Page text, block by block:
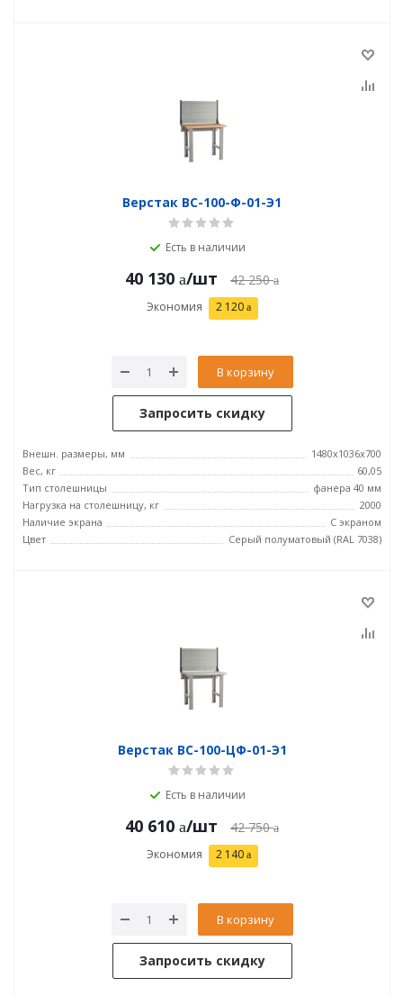
Верстак ВС-100-Ф-01-Э1
Есть в наличии
40 130 /шт 42 250
Экономия 2 120
В корзину
Запросить скидку
Внешн. размеры, мм
1480x1036x700
Вес, кг
60,05
Тип столешницы
фанера 40 мм
Нагрузка на столешницу, кг
2000
Наличие экрана
С экраном
Цвет
Серый полуматовый (RAL 7038)
Верстак ВС-100-ЦФ-01-Э1
Есть в наличии
40 610 /шт 42 750
Экономия 2 140
В корзину
Запросить скидку